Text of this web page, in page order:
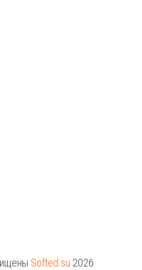
Softed.su 2026